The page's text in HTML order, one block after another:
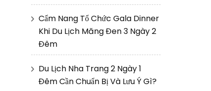
Cẩm Nang Tổ Chức Gala Dinner
Khi Du Lịch Măng Đen 3 Ngày 2
Đêm
Du Lịch Nha Trang 2 Ngày 1
Đêm Cần Chuẩn Bị Và Lưu Ý Gì?